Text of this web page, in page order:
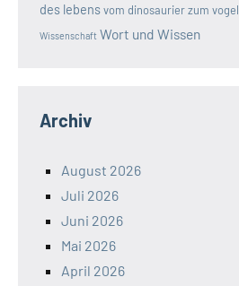
des lebensvom dinosaurier zum vogel
Wissenschaft Wort und Wissen
Archiv
August 2026
Juli 2026
Juni 2026
Mai 2026
April 2026